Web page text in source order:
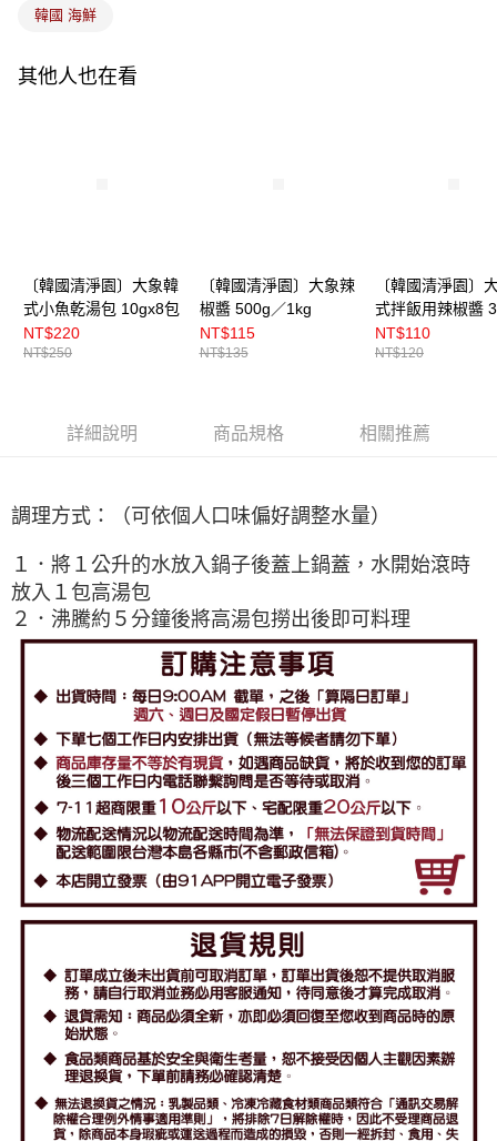
常溫宅配-(限重20kg以下)
付款後門市自取
韓國 海鮮
其他人也在看
〔韓國清淨園〕大象韓
式小魚乾湯包 10gx8包
NT$220
NT$250
〔韓國清淨園〕大象辣
椒醬 500g／1kg
NT$115
NT$135
〔韓國清淨園〕
式拌飯用辣椒醬
NT$110
NT$120
詳細說明 商品規格 相關推薦
調理方式：（可依個人口味偏好調整水量）
１．將１公升的水放入鍋子後蓋上鍋蓋，水開始滾時
放入１包高湯包
２．沸騰約５分鐘後將高湯包撈出後即可料理